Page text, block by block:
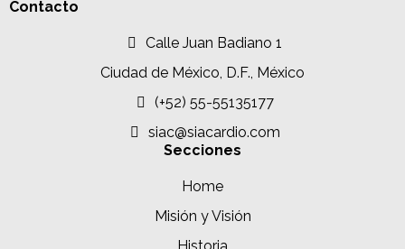
Contacto
Calle Juan Badiano 1
Ciudad de México, D.F., México
(+52) 55-55135177
siac@siacardio.com
Secciones
Home
Misión y Visión